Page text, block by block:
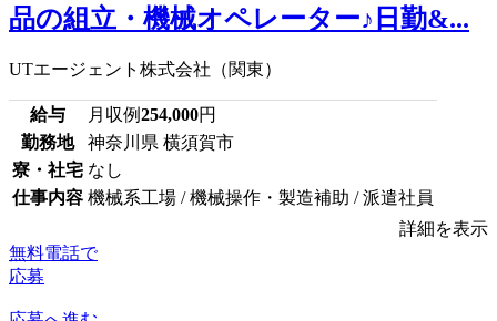
品の組立・機械オペレーター♪日勤&...
UTエージェント株式会社（関東）
給与 月収例254,000円
勤務地
神奈川県 横須賀市
寮・社宅 なし
仕事内容 機械系工場 / 機械操作・製造補助 / 派遣社員
詳細を表示
無料電話で
応募